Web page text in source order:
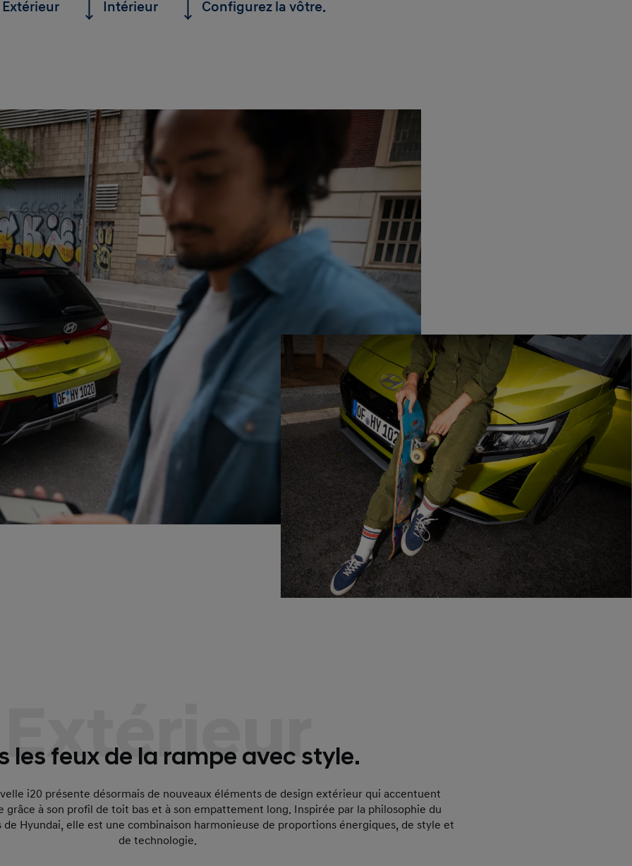
Extérieur Intérieur Configurez la vôtre.
Extérieur
les feux de la rampe avec style.
i20 présente désormais de nouveaux éléments de design extérieur qui accentuent
grâce à son profil de toit bas et à son empattement long. Inspirée par la philosophie du
de Hyundai, elle est une combinaison harmonieuse de proportions énergiques, de style et
de technologie.